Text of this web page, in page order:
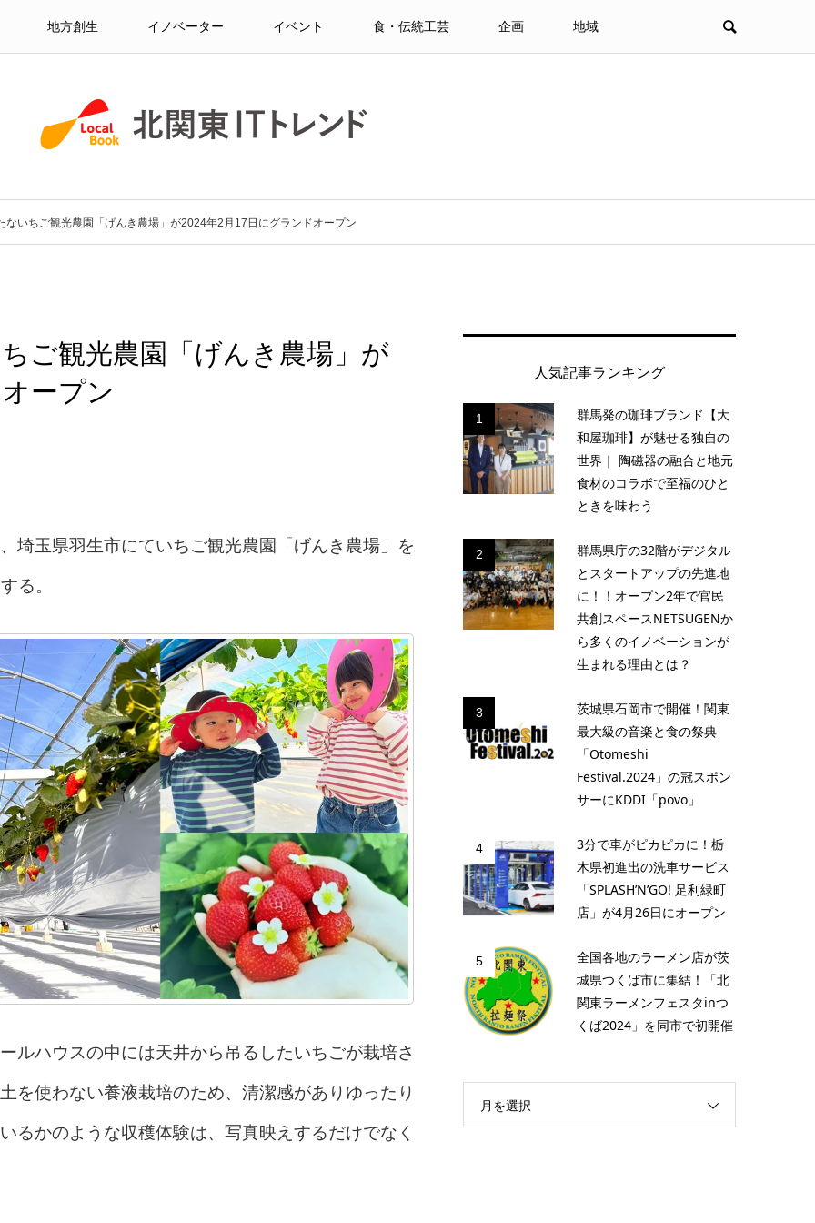
地方創生 イノベーター イベント 食・伝統工芸 企画 地域
ないちご観光農園「げんき農場」が2024年2月17日にグランドオープン
ご観光農園「げんき農場」が
ープン
玉県羽生市にていちご観光農園「げんき農場」を
る。
ルハウスの中には天井から吊るしたいちごが栽培さ
を使わない養液栽培のため、清潔感がありゆったり
るかのような収穫体験は、写真映えするだけでなく
人気記事ランキング
1
群馬発の珈琲ブランド【大
和屋珈琲】が魅せる独自の
世界｜ 陶磁器の融合と地元
食材のコラボで至福のひと
ときを味わう
2
群馬県庁の32階がデジタル
とスタートアップの先進地
に！！オープン2年で官民
共創スペースNETSUGENか
ら多くのイノベーションが
生まれる理由とは？
3
茨城県石岡市で開催！関東
最大級の音楽と食の祭典
「Otomeshi
Festival.2024」の冠スポン
サーにKDDI「povo」
4
3分で車がピカピカに！栃
木県初進出の洗車サービス
「SPLASH’N’GO! 足利緑町
店」が4月26日にオープン
5
全国各地のラーメン店が茨
城県つくば市に集結！「北
関東ラーメンフェスタinつ
くば2024」を同市で初開催
月を選択